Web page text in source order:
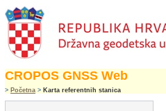
CROPOS GNSS Web
> Početna > Karta referentnih stanica